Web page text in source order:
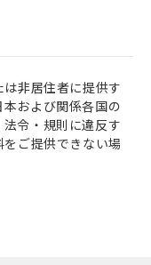
非居住者に提供す
および関係各国の
令・規則に違反す
ご提供できない場